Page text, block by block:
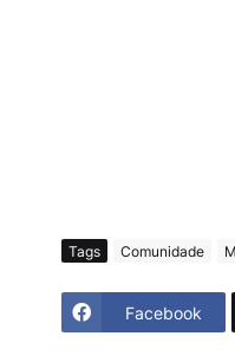
Tags Comunidade
Facebook